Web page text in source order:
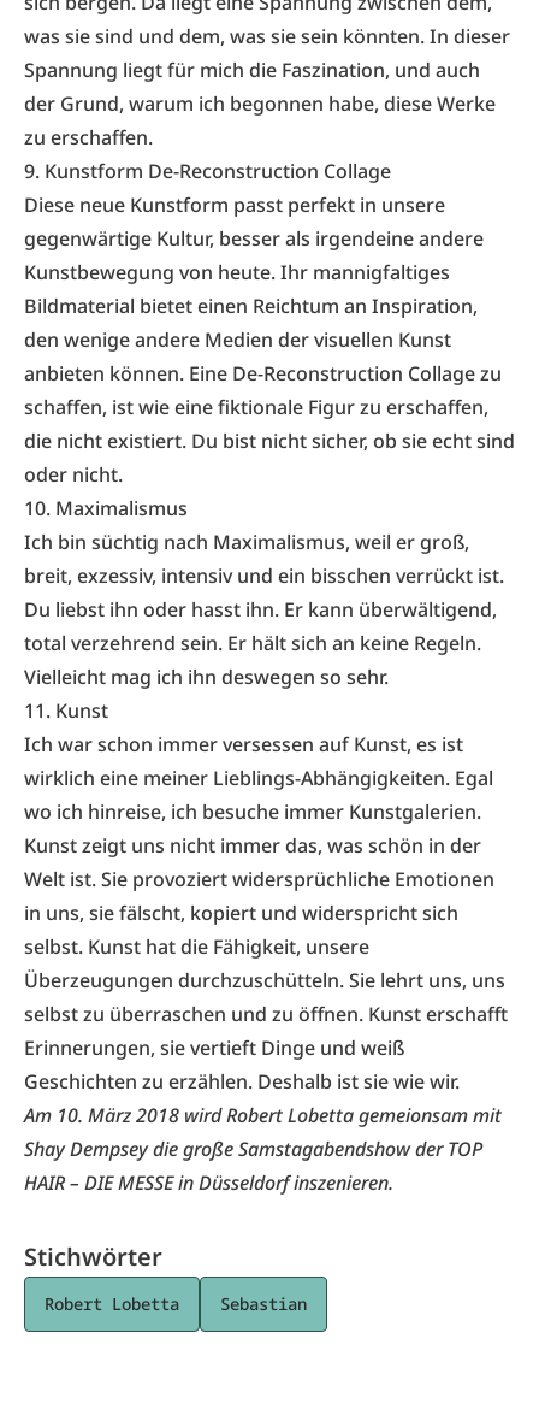
was sie sind und dem, was sie sein könnten. In dieser
Spannung liegt für mich die Faszination, und auch
der Grund, warum ich begonnen habe, diese Werke
zu erschaffen.
9. Kunstform De-Reconstruction Collage
Diese neue Kunstform passt perfekt in unsere
gegenwärtige Kultur, besser als irgendeine andere
Kunstbewegung von heute. Ihr mannigfaltiges
Bildmaterial bietet einen Reichtum an Inspiration,
den wenige andere Medien der visuellen Kunst
anbieten können. Eine De-Reconstruction Collage zu
schaffen, ist wie eine fiktionale Figur zu erschaffen,
die nicht existiert. Du bist nicht sicher, ob sie echt sind
oder nicht.
10. Maximalismus
Ich bin süchtig nach Maximalismus, weil er groß,
breit, exzessiv, intensiv und ein bisschen verrückt ist.
Du liebst ihn oder hasst ihn. Er kann überwältigend,
total verzehrend sein. Er hält sich an keine Regeln.
Vielleicht mag ich ihn deswegen so sehr.
11. Kunst
Ich war schon immer versessen auf Kunst, es ist
wirklich eine meiner Lieblings-Abhängigkeiten. Egal
wo ich hinreise, ich besuche immer Kunstgalerien.
Kunst zeigt uns nicht immer das, was schön in der
Welt ist. Sie provoziert widersprüchliche Emotionen
in uns, sie fälscht, kopiert und widerspricht sich
selbst. Kunst hat die Fähigkeit, unsere
Überzeugungen durchzuschütteln. Sie lehrt uns, uns
selbst zu überraschen und zu öffnen. Kunst erschafft
Erinnerungen, sie vertieft Dinge und weiß
Geschichten zu erzählen. Deshalb ist sie wie wir.
Am 10. März 2018 wird Robert Lobetta gemeionsam mit
Shay Dempsey die große Samstagabendshow derTOP
HAIR – DIE MESSEin Düsseldorf inszenieren.
Stichwörter
Robert Lobetta Sebastian